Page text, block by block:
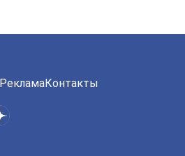
РекламаКонтакты